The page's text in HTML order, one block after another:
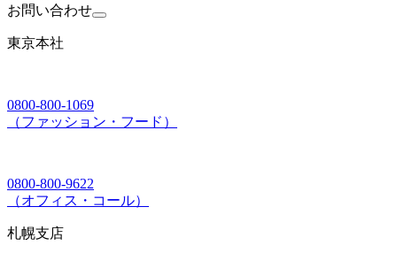
お問い合わせ
東京本社
0800-800-1069
（ファッション・フード）
0800-800-9622
（オフィス・コール）
札幌支店